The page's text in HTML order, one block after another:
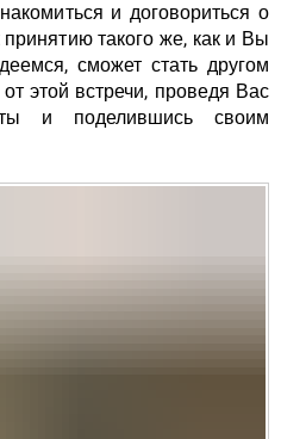
и договориться о
принятию такого же, как и Вы
сможет стать другом
этой встречи, проведя Вас
и поделившись своим